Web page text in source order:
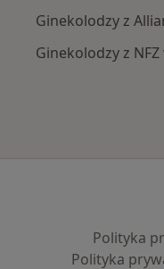
Ginekolodzy z
Ginekolodzy z
Polityka
Polityka